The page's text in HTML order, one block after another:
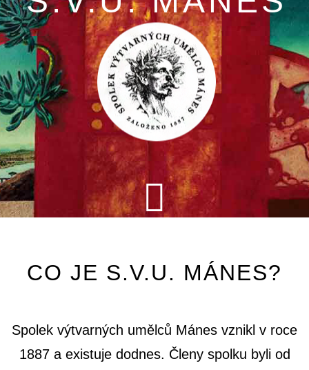
CO JE S.V.U. MÁNES?
Spolek výtvarných umělců Mánes vznikl v roce
1887 a existuje dodnes. Členy spolku byli od